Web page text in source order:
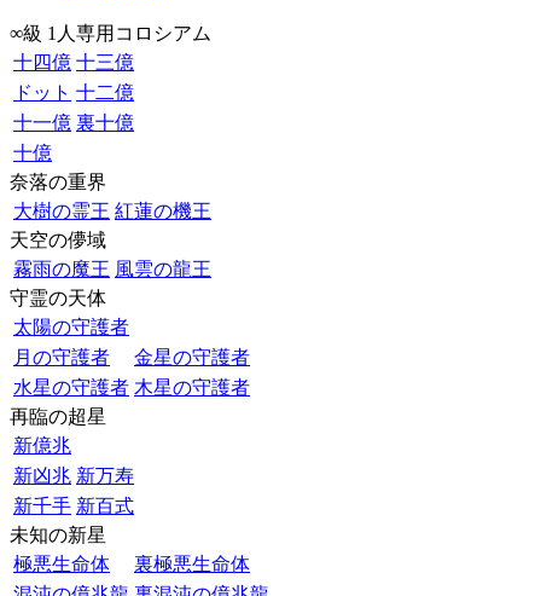
∞級 1人専用コロシアム
十四億 十三億
ドット 十二億
十一億 裏十億
十億
奈落の重界
大樹の霊王 紅蓮の機王
天空の儚域
霧雨の魔王 風雲の龍王
守霊の天体
太陽の守護者
月の守護者
金星の守護者
水星の守護者 木星の守護者
再臨の超星
新億兆
新凶兆 新万寿
新千手 新百式
未知の新星
極悪生命体
裏極悪生命体